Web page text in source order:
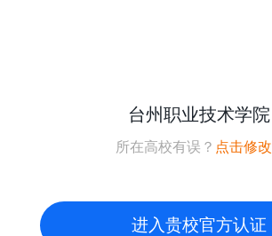
台州职业技术学院
所在高校有误？ 点击修改
进入贵校官方认证